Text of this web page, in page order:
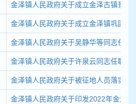
金泽镇人民政府关于成立金泽古镇景区
金泽镇人民政府关于成立金泽镇巩固办
金泽镇人民政府关于吴静华等同志任职
金泽镇人民政府关于许泉云同志任职的
金泽镇人民政府关于被征地人员落实就
金泽镇人民政府关于印发2022年金泽